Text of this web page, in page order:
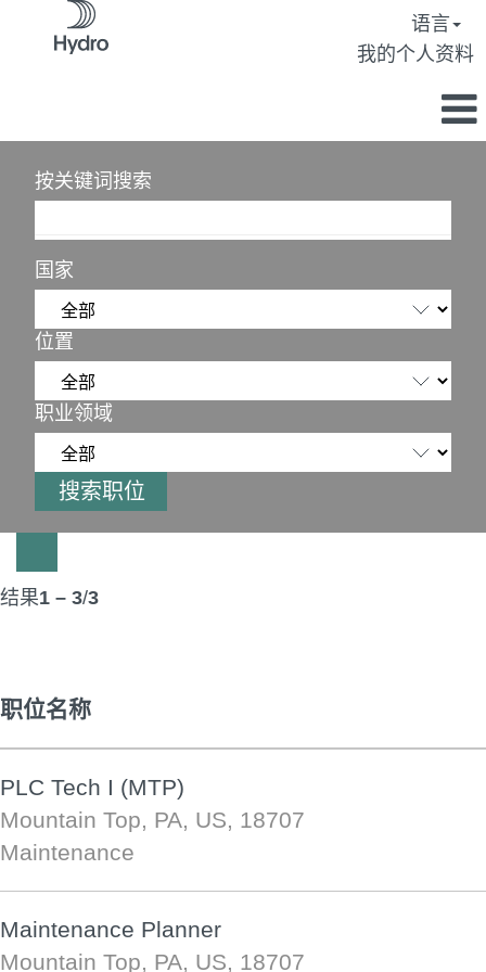
语言
我的个人资料
按关键词搜索
国家
位置
职业领域
结果1 – 3/3
职位名称
PLC Tech I (MTP)
Mountain Top, PA, US, 18707
Maintenance
Maintenance Planner
Mountain Top, PA, US, 18707